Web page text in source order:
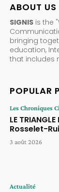
ABOUT US
SIGNIS is the
bringing
education,
that includes
POPULAR
Les Chroniques
LE
Rosselet-
3 août 2026
Actualité